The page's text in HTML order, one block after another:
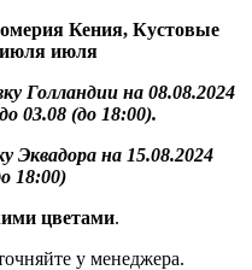
Кения, Кустовые
июля
Голландии на 08.08.2024
03.08 (до 18:00).
Эквадора на 15.08.2024
18:00)
цветами.
у менеджера.